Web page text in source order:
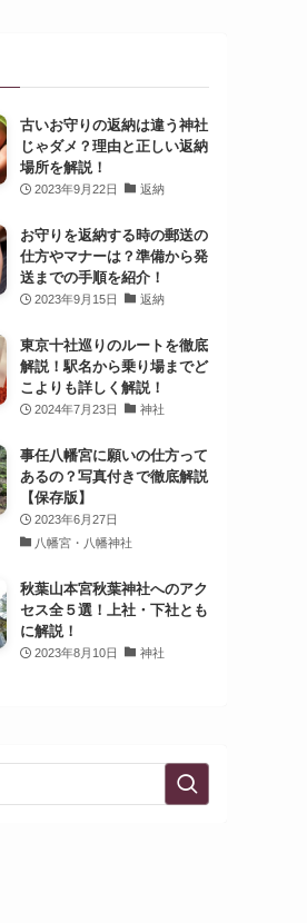
古いお守りの返納は違う神社
じゃダメ？理由と正しい返納
場所を解説！
2023年9月22日 返納
お守りを返納する時の郵送の
仕方やマナーは？準備から発
送までの手順を紹介！
2023年9月15日 返納
東京十社巡りのルートを徹底
解説！駅名から乗り場までど
こよりも詳しく解説！
2024年7月23日 神社
事任八幡宮に願いの仕方って
あるの？写真付きで徹底解説
【保存版】
2023年6月27日
八幡宮・八幡神社
秋葉山本宮秋葉神社へのアク
セス全５選！上社・下社とも
に解説！
2023年8月10日 神社